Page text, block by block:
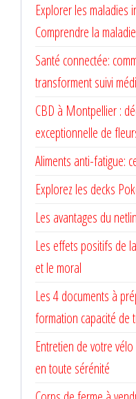
Explorer les maladies
Comprendre la
Santé connectée:
transforment suivi
CBD à Montpellier :
exceptionnelle de
Aliments anti-fatigue:
Explorez les decks
Les avantages du
Les effets positifs de
et le moral
Les 4 documents à
formation capacité de
Entretien de votre
en toute sérénité